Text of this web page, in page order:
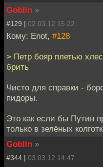
Goblin »
#129 | 02.03.12 15:22
Кому: Enot, #128
> Петр бояр плетью
брить
Чисто для справки -
пидоры.
Это как если бы Путин
только в зелёных
Goblin »
#344 | 03.03.12 14:47